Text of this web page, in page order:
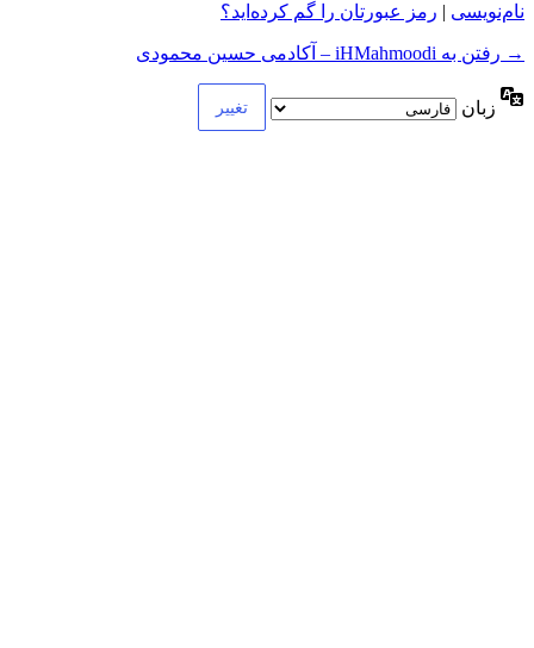
نام‌نویسی | رمز عبورتان را گم کرده‌اید؟
→ رفتن به iHMahmoodi – آکادمی حسین محمودی
زبان